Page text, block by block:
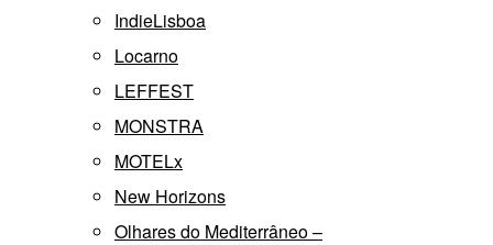
IndieLisboa
Locarno
LEFFEST
MONSTRA
MOTELx
New Horizons
Olhares do Mediterrâneo –